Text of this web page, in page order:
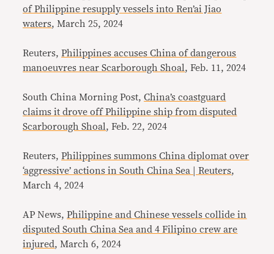
of Philippine resupply vessels into Ren’ai Jiao
waters, March 25, 2024
Reuters,Philippines accuses China of dangerous
manoeuvres near Scarborough Shoal , Feb. 11, 2024
South China Morning Post,China’s coastguard
claims it drove off Philippine ship from disputed
Scarborough Shoal , Feb. 22, 2024
Reuters,Philippines summons China diplomat over
‘aggressive’ actions in South China Sea | Reuters,
March 4, 2024
AP News,Philippine and Chinese vessels collide in
disputed South China Sea and 4 Filipino crew are
injured, March 6, 2024